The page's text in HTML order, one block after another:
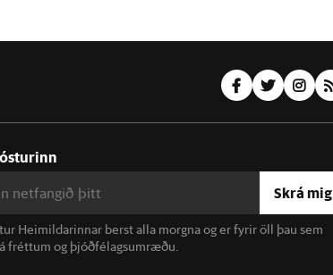
Skrá mig
Heimildarinnar berst alla morgna og er fyrir öll þau sem
fréttum og þjóðfélagsumræðu.